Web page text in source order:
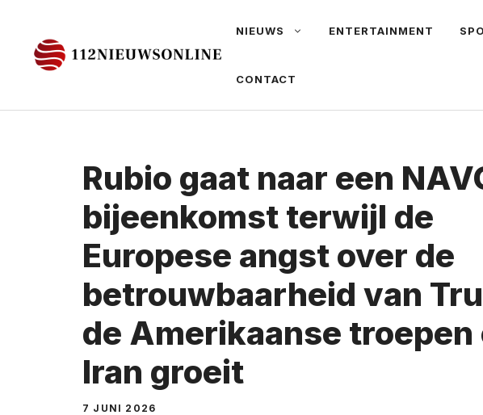
NIEUWS ENTERTAINMENT
CONTACT
Rubio gaat naar een
bijeenkomst terwijl de
Europese angst over de
betrouwbaarheid van
de Amerikaanse troepen
Iran groeit
7 JUNI 2026